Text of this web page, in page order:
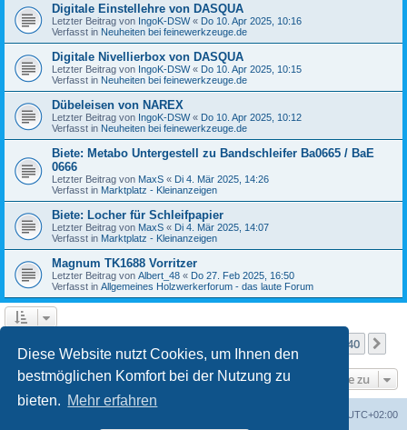
Diese Website nutzt Cookies, um Ihnen den
bestmöglichen Komfort bei der Nutzung zu
bieten. Mehr erfahren
Digitale Einstellehre von DASQUA
Letzter Beitrag von IngoK-DSW« Do 10. Apr 2025, 10:16
Verfasst in Neuheiten bei feinewerkzeuge.de
Digitale Nivellierbox von DASQUA
Letzter Beitrag von IngoK-DSW« Do 10. Apr 2025, 10:15
Verfasst in Neuheiten bei feinewerkzeuge.de
Dübeleisen von NAREX
Letzter Beitrag von IngoK-DSW« Do 10. Apr 2025, 10:12
Verfasst in Neuheiten bei feinewerkzeuge.de
Biete: Metabo Untergestell zu Bandschleifer Ba0665 / BaE
0666
Letzter Beitrag von MaxS « Di 4. Mär 2025, 14:26
Verfasst in Marktplatz - Kleinanzeigen
Biete: Locher für Schleifpapier
Letzter Beitrag von MaxS « Di 4. Mär 2025, 14:07
Verfasst in Marktplatz - Kleinanzeigen
Magnum TK1688 Vorritzer
Letzter Beitrag von Albert_48 « Do 27. Feb 2025, 16:50
Verfasst in Allgemeines Holzwerkerforum - das laute Forum
40
Gehe zu
UTC+02:00